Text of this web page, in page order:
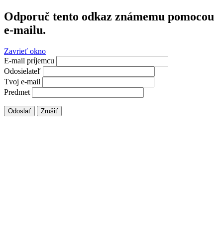
Odporuč tento odkaz známemu pomocou
e-mailu.
Zavrieť okno
E-mail príjemcu
Odosielateľ
Tvoj e-mail
Predmet
Odoslať Zrušiť